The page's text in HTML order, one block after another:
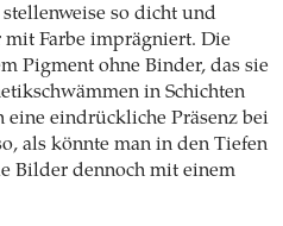
so dicht und
mit Farbe imprägniert. Die
Pigment ohne Binder, das sie
in Schichten
eindrückliche Präsenz bei
als könnte man in den Tiefen
Bilder dennoch mit einem